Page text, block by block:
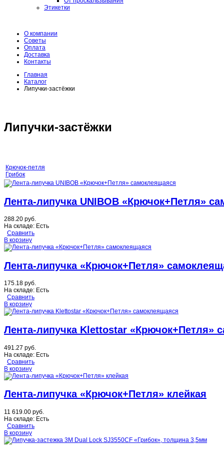
Этикетки
О компании
Советы
Оплата
Доставка
Контакты
Главная
Каталог
Липучки-застёжки
Липучки-застёжки
Крючок-петля
Грибок
Лента-липучка UNIBOB «Крючок+Петля»
288.20 руб.
На складе: Есть
Сравнить
В корзину
Лента-липучка «Крючок+Петля»
175.18 руб.
На складе: Есть
Сравнить
В корзину
Лента-липучка Klettostar «Крючок+Петля»
491.27 руб.
На складе: Есть
Сравнить
В корзину
Лента-липучка «Крючок+Петля» клейкая
11 619.00 руб.
На складе: Есть
Сравнить
В корзину